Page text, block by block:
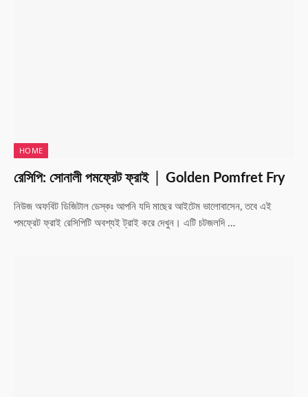
HOME
রেসিপি: সোনালী পমফ্রেট ফ্রাই │ Golden Pomfret Fry
নিউজ অফবিট ডিজিটাল ডেস্কঃ আপনি যদি মাছের আইটেম ভালোবাসেন, তবে এই
পমফ্রেট ফ্রাই রেসিপিটি অবশ্যই ট্রাই করে দেখুন। এটি চটজলদি …